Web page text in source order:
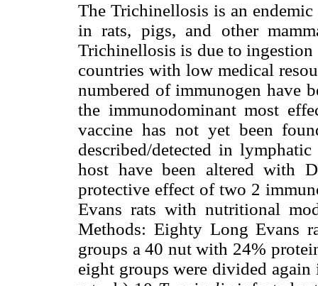
The Trichinellosis is an
in rats, pigs, and other
Trichinellosis is due to
countries with low medical
numbered of immunogen have
the immunodominant most
vaccine has not yet been
described/detected in
host have been altered with
protective effect of two 2
Evans rats with nutritional
Methods: Eighty Long Evans
groups a 40 nut with 24%
eight groups were divided